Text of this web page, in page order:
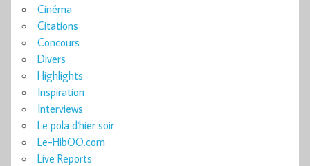
Cinéma
Citations
Concours
Divers
Highlights
Inspiration
Interviews
Le pola d'hier soir
Le-HibOO.com
Live Reports